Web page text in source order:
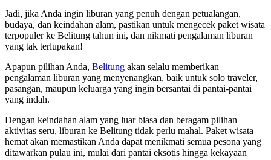
Jadi, jika Anda ingin liburan yang penuh dengan petualangan,
budaya, dan keindahan alam, pastikan untuk mengecek paket wisata
terpopuler ke Belitung tahun ini, dan nikmati pengalaman liburan
yang tak terlupakan!
Apapun pilihan Anda, Belitung akan selalu memberikan
pengalaman liburan yang menyenangkan, baik untuk solo traveler,
pasangan, maupun keluarga yang ingin bersantai di pantai-pantai
yang indah.
Dengan keindahan alam yang luar biasa dan beragam pilihan
aktivitas seru, liburan ke Belitung tidak perlu mahal. Paket wisata
hemat akan memastikan Anda dapat menikmati semua pesona yang
ditawarkan pulau ini, mulai dari pantai eksotis hingga kekayaan